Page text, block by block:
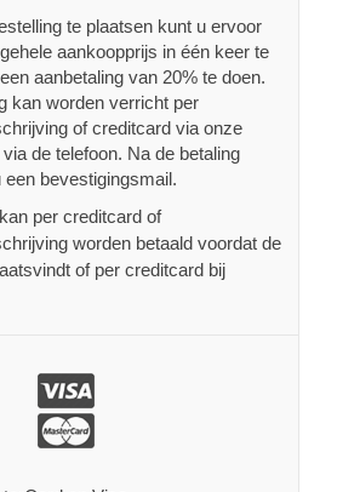
te plaatsen kunt u ervoor
aankoopprijs in één keer te
aanbetaling van 20% te doen.
kan worden verricht per
of creditcard via onze
de telefoon. Na de betaling
een bevestigingsmail.
per creditcard of
worden betaald voordat de
of per creditcard bij